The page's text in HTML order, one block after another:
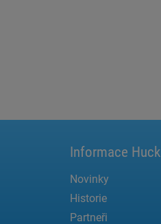
Informace Huck
Novinky
Historie
Partneři